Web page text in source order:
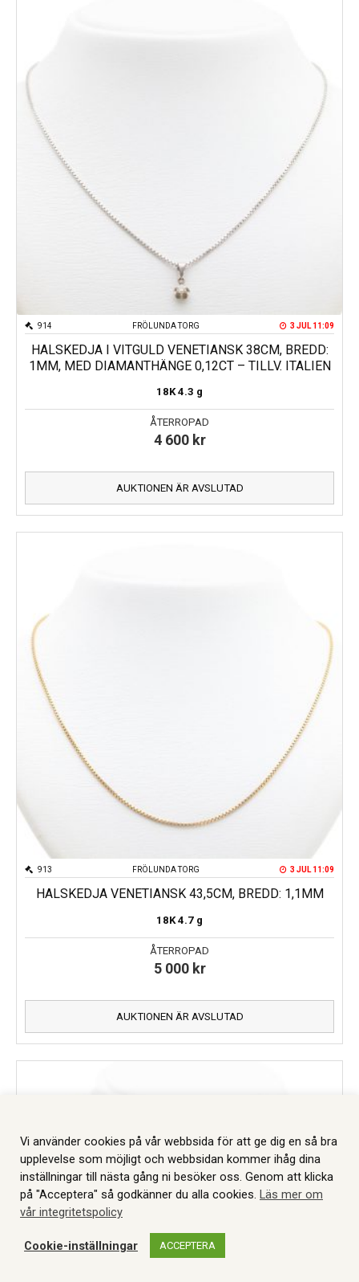
FRÖLUNDA TORG
914 3 JUL 11:09
HALSKEDJA I VITGULD VENETIANSK 38CM, BREDD:
1MM, MED DIAMANTHÄNGE 0,12CT – TILLV. ITALIEN
18K 4.3 g
ÅTERROPAD
4 600 kr
AUKTIONEN ÄR AVSLUTAD
FRÖLUNDA TORG
913 3 JUL 11:09
HALSKEDJA VENETIANSK 43,5CM, BREDD: 1,1MM
18K 4.7 g
ÅTERROPAD
5 000 kr
AUKTIONEN ÄR AVSLUTAD
Vi använder cookies på vår webbsida för att ge dig en så bra
upplevelse som möjligt och webbsidan kommer ihåg dina
inställningar till nästa gång ni besöker oss. Genom att klicka
på "Acceptera" så godkänner du alla cookies. Läs mer om
vår integritetspolicy
Cookie-inställningar ACCEPTERA